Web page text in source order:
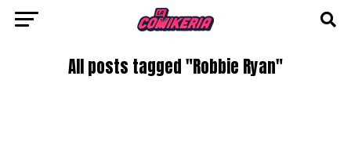
All posts tagged "Robbie Ryan"